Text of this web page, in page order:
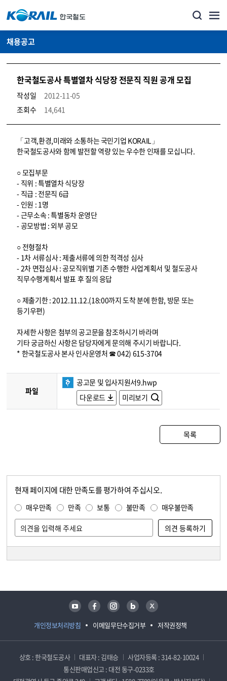
채용공고
한국철도공사 특별열차 식당장 전문직 직원 공개 모집
작성일
2012-11-05
조회수
14,641
코레일소개_경영공시_채용공고 상세보기 – 내용, 파일, 담당자 연락처로 구성
「고객,환경,미래와 소통하는 국민기업 KORAIL」
한국철도공사와 함께 발전할 역량 있는 우수한 인재를 모십니다.
○ 모집부문
- 직위 : 특별열차 식당장
- 직급 : 전문직 6급
- 인원 : 1명
- 근무소속 : 특별동차 운영단
- 공모방법 : 외부 공모
○ 전형절차
- 1차 서류심사 : 제출서류에 의한 적격성 심사
- 2차 면접심사 : 공모직위별 기존 수행한 사업계획서 및 철도공사
직무수행계획서 발표 후 질의 응답
○ 제출기한 : 2012.11.12.(18:00까지 도착 분에 한함, 방문 또는
등기우편)
자세한 사항은 첨부의 공고문을 참조하시기 바라며
기타 궁금하신 사항은 담당자에게 문의해 주시기 바랍니다.
* 한국철도공사 본사 인사운영처 ☎ 042) 615-3704
파일
공고문 및 입사지원서9.hwp
다운로드
미리보기
목록
현재 페이지에 대한 만족도를 평가하여 주십시오.
매우만족 만족 보통 불만족 매우불만족
개인정보처리방침 이메일무단수집거부 저작권정책
유튜브 페이스북 인스타그램 블로그 트위터
상호 : 한국철도공사 대표자 : 김태승
사업자등록 : 314-82-10024
통신판매업신고 : 대전 동구-0233호